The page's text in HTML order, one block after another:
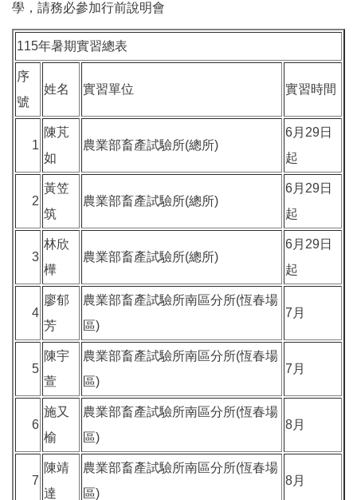
學，請務必參加行前說明會
115年暑期實習總表
序
號
姓名 實習單位 實習時間
1
陳芃
如
農業部畜產試驗所(總所)
6月29日
起
2
黃笠
筑
農業部畜產試驗所(總所)
6月29日
起
3
林欣
樺
農業部畜產試驗所(總所)
6月29日
起
4
廖郁
芳
農業部畜產試驗所南區分所(恆春場
區)
7月
5
陳宇
萱
農業部畜產試驗所南區分所(恆春場
區)
7月
6
施又
榆
農業部畜產試驗所南區分所(恆春場
區)
8月
7
陳靖
達
農業部畜產試驗所南區分所(恆春場
區)
8月